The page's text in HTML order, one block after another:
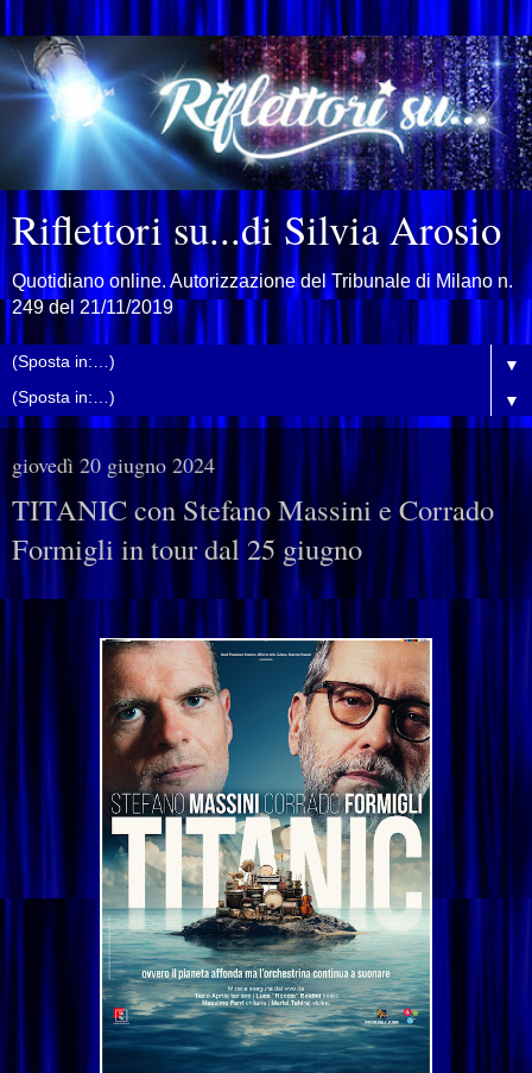
Riflettori su...di Silvia Arosio
Quotidiano online. Autorizzazione del Tribunale di Milano n.
249 del 21/11/2019
▼
▼
giovedì 20 giugno 2024
TITANIC con Stefano Massini e Corrado
Formigli in tour dal 25 giugno